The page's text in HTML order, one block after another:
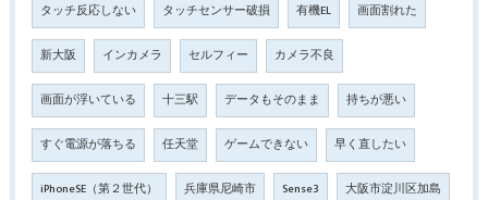
タッチ反応しない タッチセンサー破損 有機EL 画面割れた
新大阪 インカメラ セルフィー カメラ不良
画面が浮いている 十三駅 データもそのまま 持ちが悪い
すぐ電源が落ちる 任天堂 ゲームできない 早く直したい
iPhoneSE（第２世代） 兵庫県尼崎市 Sense3 大阪市淀川区加島